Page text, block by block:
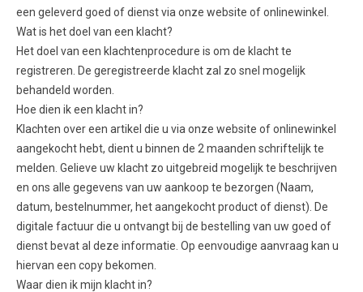
een geleverd goed of dienst via onze website of onlinewinkel.
Wat is het doel van een klacht?
Het doel van een klachtenprocedure is om de klacht te
registreren. De geregistreerde klacht zal zo snel mogelijk
behandeld worden.
Hoe dien ik een klacht in?
Klachten over een artikel die u via onze website of onlinewinkel
aangekocht hebt, dient u binnen de 2 maanden schriftelijk te
melden. Gelieve uw klacht zo uitgebreid mogelijk te beschrijven
en ons alle gegevens van uw aankoop te bezorgen (Naam,
datum, bestelnummer, het aangekocht product of dienst). De
digitale factuur die u ontvangt bij de bestelling van uw goed of
dienst bevat al deze informatie. Op eenvoudige aanvraag kan u
hiervan een copy bekomen.
Waar dien ik mijn klacht in?